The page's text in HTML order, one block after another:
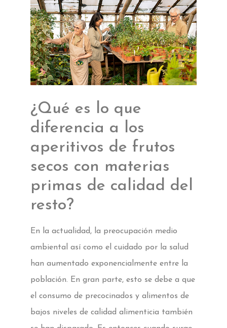
¿Qué es lo que
diferencia a los
aperitivos de frutos
secos con materias
primas de calidad del
resto?
En la actualidad, la preocupación medio
ambiental así como el cuidado por la salud
han aumentado exponencialmente entre la
población. En gran parte, esto se debe a que
el consumo de precocinados y alimentos de
bajos niveles de calidad alimenticia también